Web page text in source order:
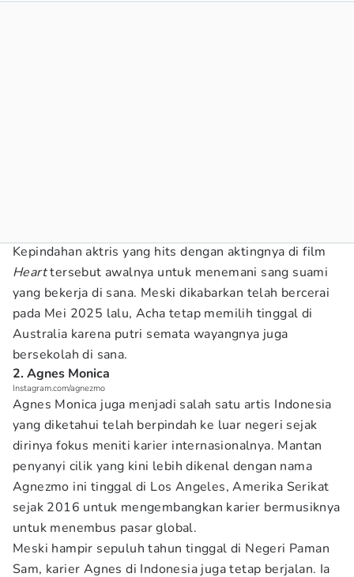
Kepindahan aktris yang hits dengan aktingnya di film
Hearttersebut awalnya untuk menemani sang suami
yang bekerja di sana. Meski dikabarkan telah bercerai
pada Mei 2025 lalu, Acha tetap memilih tinggal di
Australia karena putri semata wayangnya juga
bersekolah di sana.
2. Agnes Monica
Instagram.com/agnezmo
Agnes Monica juga menjadi salah satu artis Indonesia
yang diketahui telah berpindah ke luar negeri sejak
dirinya fokus meniti karier internasionalnya. Mantan
penyanyi cilik yang kini lebih dikenal dengan nama
Agnezmo ini tinggal di Los Angeles, Amerika Serikat
sejak 2016 untuk mengembangkan karier bermusiknya
untuk menembus pasar global.
Meski hampir sepuluh tahun tinggal di Negeri Paman
Sam, karier Agnes di Indonesia juga tetap berjalan. Ia